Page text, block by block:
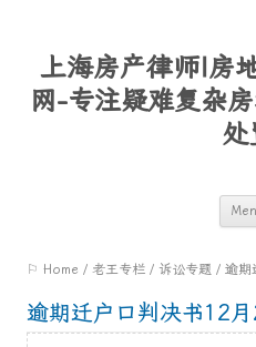
上海房产律师|房
网-专注疑难复杂
处
⚐ Home / 老王专栏 / 诉讼专题 / 逾期
逾期迁户口判决书12月